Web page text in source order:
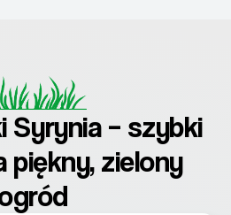
Syrynia – szybki
piękny, zielony